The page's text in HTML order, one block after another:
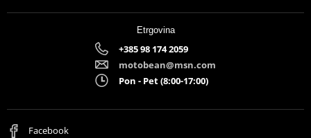
Etrgovina
+385 98 174 2059
motobean@msn.com
Pon - Pet (8:00-17:00)
Facebook